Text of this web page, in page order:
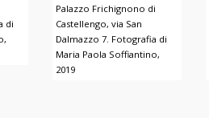
di
Palazzo Frichignono di
Castellengo, via San
Dalmazzo 7. Fotografia di
Maria Paola Soffiantino,
2019